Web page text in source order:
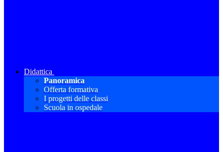
Didattica
Panoramica
Offerta formativa
I progetti delle classi
Scuola in ospedale